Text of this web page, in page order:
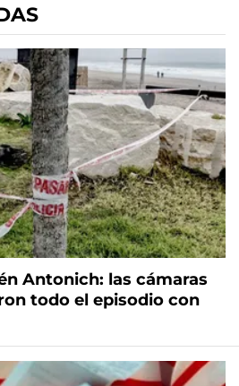
Antonich: las cámaras
todo el episodio con